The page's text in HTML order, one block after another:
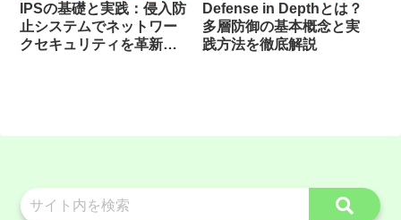
IPSの基礎と実践：侵入防
止システムでネットワー
クセキュリティを革新す
Defense in Depthとは？
多層防御の基本概念と実
践方法を徹底解説